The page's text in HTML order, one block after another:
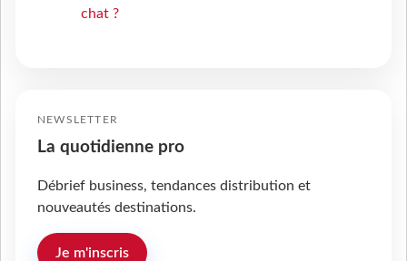
chat ?
NEWSLETTER
La quotidienne pro
Débrief business, tendances distribution et
nouveautés destinations.
Je m'inscris